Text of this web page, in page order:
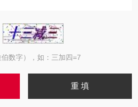
数字），如：三加四=7